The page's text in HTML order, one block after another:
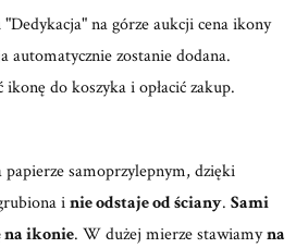
na górze aukcji cena ikony
automatycznie zostanie dodana.
do koszyka i opłacić zakup.
samoprzylepnym, dzięki
inie odstaje od ściany. Sami
na ikonie. W dużej mierze stawiamyna